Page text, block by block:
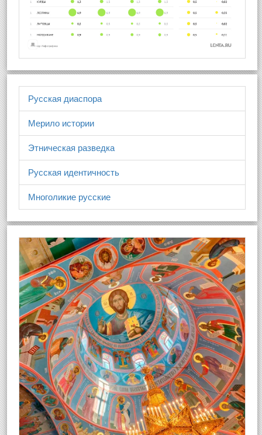
Русская диаспора
Мерило истории
Этническая разведка
Русская идентичность
Многоликие русские